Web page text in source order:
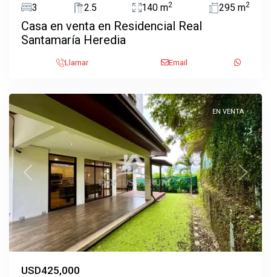
3 2.5 140 m2 295 m2
Casa en venta en Residencial Real
Santamaría Heredia
Llamar Email
Previous Next
EN VENTA
USD425,000